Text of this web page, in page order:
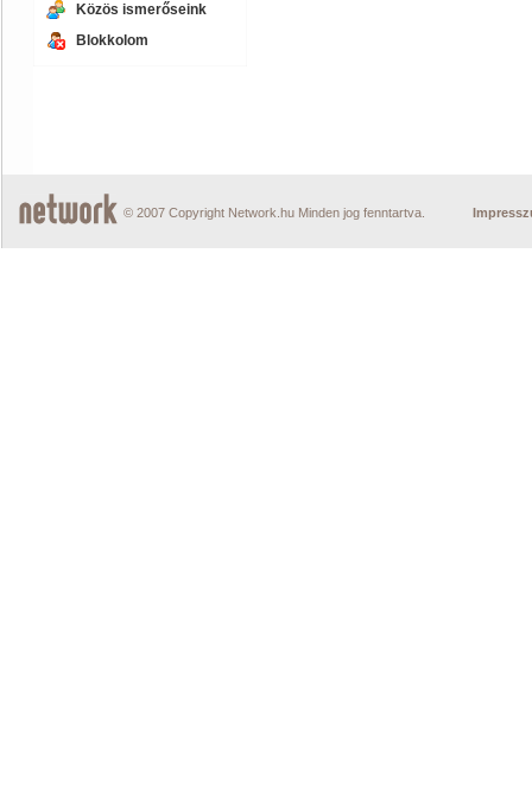
Közös ismerőseink
Blokkolom
© 2007 Copyright Network.hu Minden jog fenntartva.